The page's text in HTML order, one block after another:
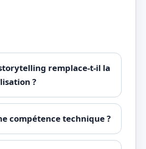
remplace-t-il la
?
compétence technique ?